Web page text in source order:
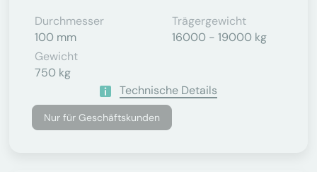
Durchmesser
100 mm
Trägergewicht
16000 - 19000 kg
Gewicht
750 kg
Technische Details
Nur für Geschäftskunden